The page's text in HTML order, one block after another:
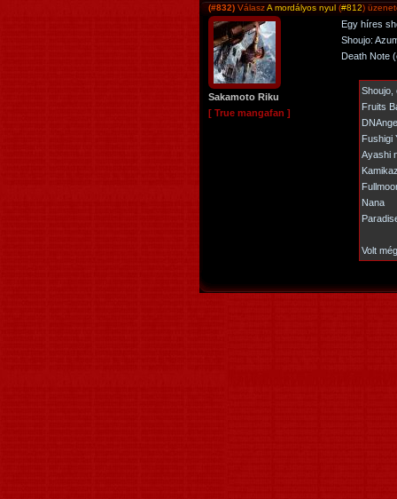
(#832) VálaszA mordályos nyul (#812)
Sakamoto Riku
[ True mangafan ]
Egy híres
Shoujo:
Death Note
Fruits
Fushigi
Ayashi
Nana
Volt